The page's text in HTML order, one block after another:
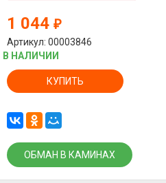
1 044₽
Артикул: 00003846
В НАЛИЧИИ
КУПИТЬ
ОБМАН В КАМИНАХ